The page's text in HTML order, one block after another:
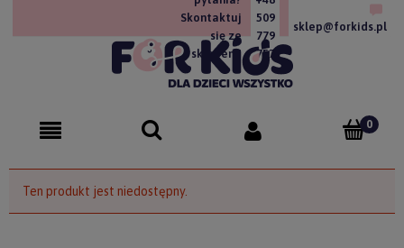
Skontaktuj
się ze
sklepem!
509
779
757
sklep@forkids.pl
Ten produkt jest niedostępny.